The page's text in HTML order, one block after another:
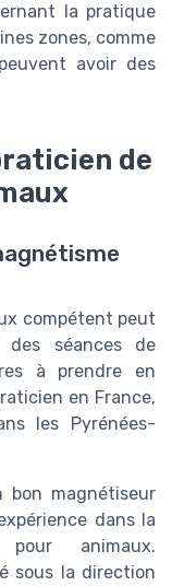
la pratique
zones, comme
avoir des
de
compétent peut
des séances de
à prendre en
en France,
les Pyrénées-
magnétiseur
dans la
animaux.
sous la direction